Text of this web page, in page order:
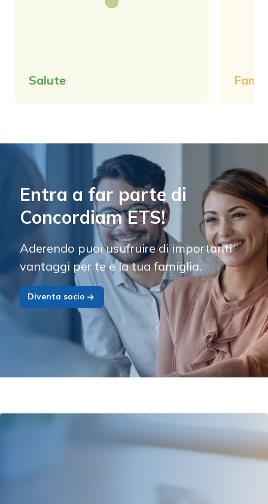
Salute
Entra a far parte di
Concordiam ETS!
Aderendo puoi usufruire di importanti
vantaggi per te e la tua famiglia.
Diventa socio